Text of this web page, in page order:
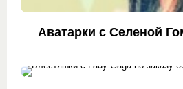
Аватарки с Селеной